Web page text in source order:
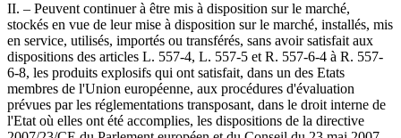
II. – Peuvent continuer à être mis à disposition sur le marché,
stockés en vue de leur mise à disposition sur le marché, installés, mis
en service, utilisés, importés ou transférés, sans avoir satisfait aux
dispositions des articles L. 557-4, L. 557-5 et R. 557-6-4 à R. 557-
6-8, les produits explosifs qui ont satisfait, dans un des Etats
membres de l'Union européenne, aux procédures d'évaluation
prévues par les réglementations transposant, dans le droit interne de
l'Etat où elles ont été accomplies, les dispositions de la directive